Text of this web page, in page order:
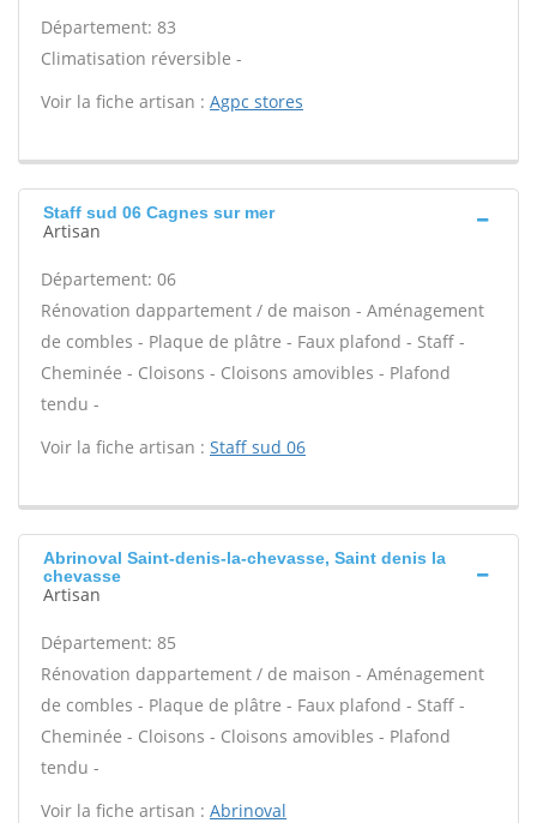
Département: 83
Climatisation réversible -
Voir la fiche artisan : Agpc stores
Staff sud 06 Cagnes sur mer
Artisan
Département: 06
Rénovation dappartement / de maison - Aménagement
de combles - Plaque de plâtre - Faux plafond - Staff -
Cheminée - Cloisons - Cloisons amovibles - Plafond
tendu -
Voir la fiche artisan : Staff sud 06
Abrinoval Saint-denis-la-chevasse, Saint denis la
chevasse
Artisan
Département: 85
Rénovation dappartement / de maison - Aménagement
de combles - Plaque de plâtre - Faux plafond - Staff -
Cheminée - Cloisons - Cloisons amovibles - Plafond
tendu -
Voir la fiche artisan : Abrinoval